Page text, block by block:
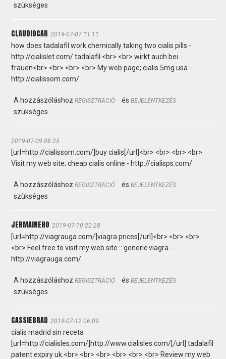
szükséges
CLAUDIOCAR 2019-07-07 11:11
how does tadalafil work chemically taking two cialis pills -
http://cialislet.com/ tadalafil <br> <br> wirkt auch bei
frauen<br> <br> <br> <br> My web page; cialis 5mg usa -
http://cialissom.com/
A hozzászóláshozREGISZTRÁCIÓ ésBEJELENTKEZÉS
szükséges
2019-07-09 08:25
[url=http://cialissom.com/]buy cialis[/url]<br> <br> <br> <br>
Visit my web site; cheap cialis online - http://cialisps.com/
A hozzászóláshozREGISZTRÁCIÓ ésBEJELENTKEZÉS
szükséges
JERMAINEHO 2019-07-10 22:28
[url=http://viagrauga.com/]viagra prices[/url]<br> <br> <br>
<br> Feel free to visit my web site :: generic viagra -
http://viagrauga.com/
A hozzászóláshozREGISZTRÁCIÓ ésBEJELENTKEZÉS
szükséges
CASSIEBRAD 2019-07-12 06:09
cialis madrid sin receta
[url=http://cialisles.com/]http://www.cialisles.com/[/url] tadalafil
patent expiry uk.<br> <br> <br> <br> <br> <br> Review my web